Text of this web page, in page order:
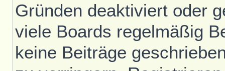
Gründen deaktiviert oder
viele Boards regelmäßig
keine Beiträge